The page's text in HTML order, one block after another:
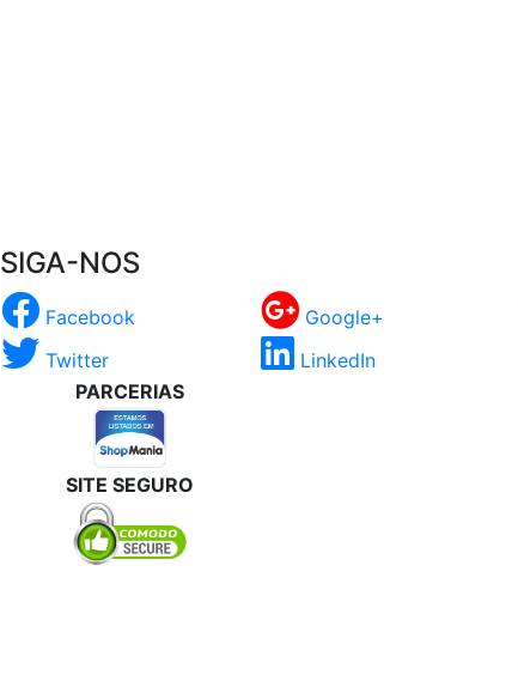
SIGA-NOS
Facebook
Google+
Twitter
LinkedIn
PARCERIAS
SITE SEGURO